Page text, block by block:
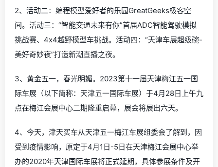
2、活动二：编程模型爱好者的乐园GreatGeeks极客空
间。活动三：“智能交通未来有你”首届ADC智能驾驶模拟
挑战赛、4x4越野模型车挑战。活动四：“天津车展超级碗-
美好奇妙夜”打造新潮直播之夜。
3、黄金五一，春光明媚。2023第十一届天津梅江五一国
际车展（以下简称：天津五一国际车展）于4月28日上午九
点在梅江会展中心二期隆重启幕，展会将展出六天。
4、今天，津天买车从天津五一梅江车展组委会了解到，因
受到疫情影响，原定于4月1日-5日在天津梅江会展中心举
办的2020年天津国际车展将正式延期，具体参展条件及开